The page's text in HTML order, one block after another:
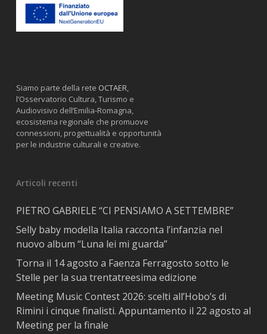
Siamo parte della rete OCTAER,
l’Osservatorio Cultura, Turismo e
Audiovisivo dell’Emilia-Romagna,
ecosistema regionale che promuove
connessioni, progettualità e opportunità
per le industrie culturali e creative.
Articoli recenti
PIETRO GABRIELE “CI PENSIAMO A SETTEMBRE”
Selly baby modella Italia racconta l’infanzia nel
nuovo album “Luna lei mi guarda”
Torna il 14 agosto a Faenza Ferragosto sotto le
Stelle per la sua trentatreesima edizione
Meeting Music Contest 2026: scelti all’Hobo’s di
Rimini i cinque finalisti. Appuntamento il 22 agosto al
Meeting per la finale